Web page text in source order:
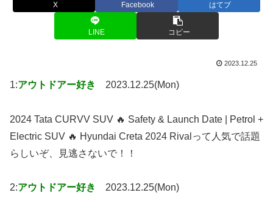
X Facebook はてブ
LINE コピー
2023.12.25
1:アウトドアー好き 2023.12.25(Mon)
2024 Tata CURVV SUV 🔥 Safety & Launch Date | Petrol +
Electric SUV 🔥 Hyundai Creta 2024 Rivalって人気で話題
らしいぞ、見逃さないで！！
2:アウトドアー好き 2023.12.25(Mon)